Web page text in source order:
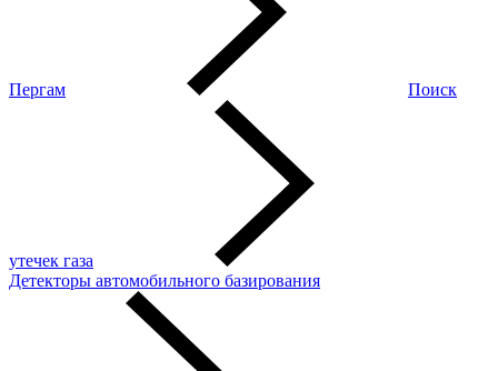
Пергам Поиск
утечек газа
Детекторы автомобильного базирования